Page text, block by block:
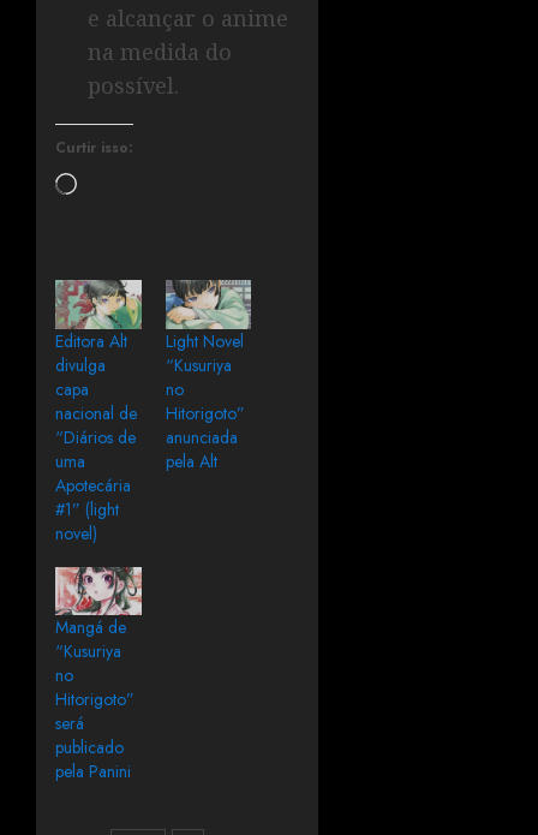
e alcançar o anime
na medida do
possível.
Curtir isso:
Editora Alt
divulga
capa
nacional de
“Diários de
uma
Apotecária
#1” (light
novel)
Light Novel
“Kusuriya
no
Hitorigoto”
anunciada
pela Alt
Mangá de
“Kusuriya
no
Hitorigoto”
será
publicado
pela Panini